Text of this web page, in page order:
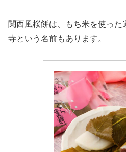
関西風桜餅は、もち米を使った
寺という名前もあります。